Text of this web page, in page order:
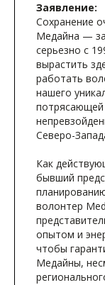
Заявление:
Сохранение
Медайна —
серьезно с
вырастить
работать
нашего
потрясающей
Северо-
Как
бывший
волонтер
опытом и
чтобы
Медайны,